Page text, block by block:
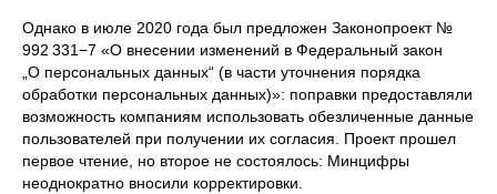
Однако в июле 2020 года был предложен Законопроект №
992 331−7 «О внесении изменений в Федеральный закон
„О персональных данных“ (в части уточнения порядка
обработки персональных данных)»: поправки предоставляли
возможность компаниям использовать обезличенные данные
пользователей при получении их согласия. Проект прошел
первое чтение, но второе не состоялось: Минцифры
неоднократно вносили корректировки.